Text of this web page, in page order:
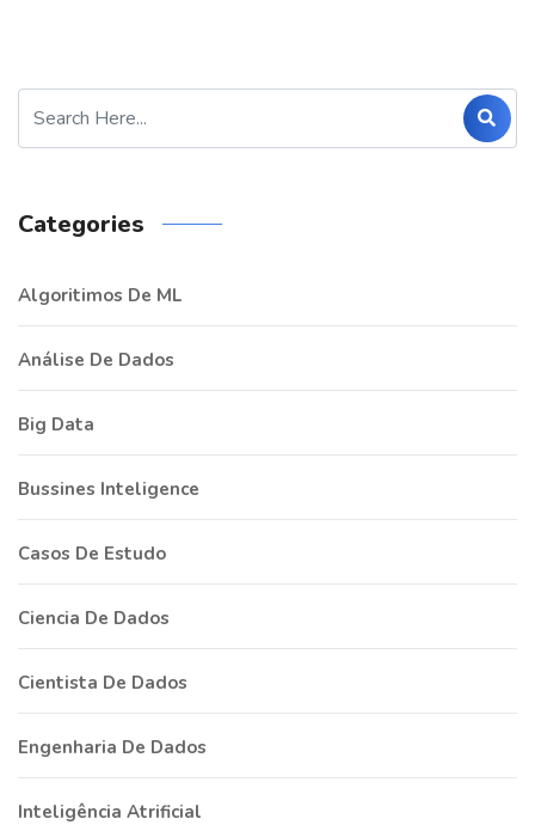
Categories
Algoritimos De ML
Análise De Dados
Big Data
Bussines Inteligence
Casos De Estudo
Ciencia De Dados
Cientista De Dados
Engenharia De Dados
Inteligência Atrificial